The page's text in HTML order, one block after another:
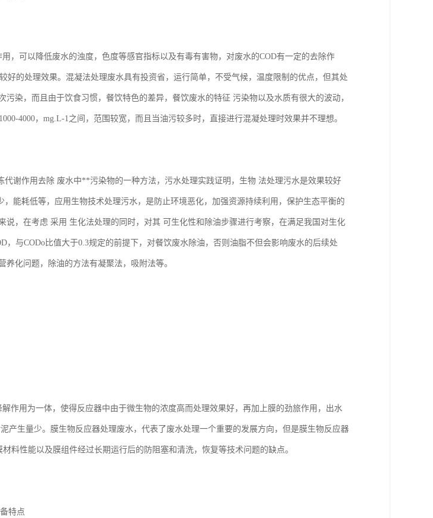
，可以降低废水的浊度，色度等感官指标以及有毒有害物，对废水的COD有一定的去除作
好的处理效果。混凝法处理废水具有投资省，运行简单，不受气候，温度限制的优点，但其处
污染，而且由于饮食习惯，餐饮特色的差异，餐饮废水的特征 污染物以及水质有很大的波动，
4000，mg.L-1之间，范围较宽，而且当油污较多时，直接进行混凝处理时效果并不理想。
代谢作用去除 废水中**污染物的一种方法，污水处理实践证明，生物 法处理污水是效果较好
能耗低等，应用生物技术处理污水，是防止环境恶化，加强资源持续利用，保护生态平衡的
说，在考虑 采用 生化法处理的同时，对其 可生化性和除油步骤进行考察，在满足我国对生化
，与CODo比值大于0.3规定的前提下，对餐饮废水除油，否则油脂不但会影响废水的后续处
化问题，除油的方法有凝聚法，吸附法等。
作用为一体，使得反应器中由于微生物的浓度高而处理效果好，再加上膜的劲旅作用，出水
产生量少。膜生物反应器处理废水，代表了废水处理一个重要的发展方向，但是膜生物反应器
料性能以及膜组件经过长期运行后的防阻塞和清洗，恢复等技术问题的缺点。
特点